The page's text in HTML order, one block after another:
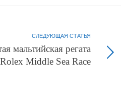
СЛЕДУЮЩАЯ СТАТЬЯ
мальтийская регата
Rolex Middle Sea Race